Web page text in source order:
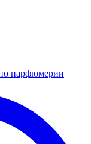
парфюмерии